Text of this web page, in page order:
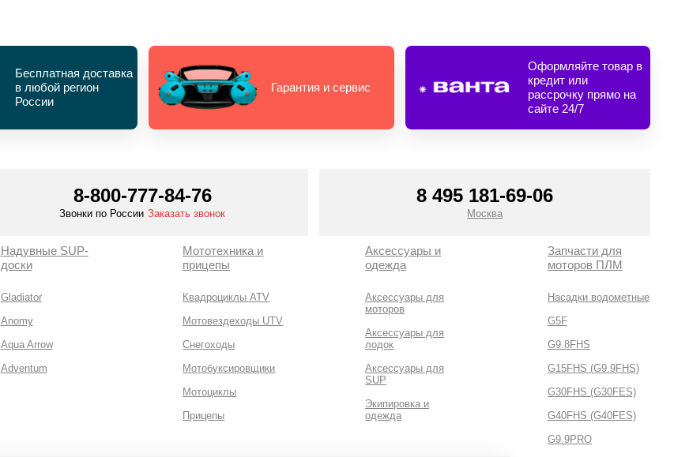
Бесплатная доставка
в любой регион
России
Гарантия и сервис
Оформляйте товар в
кредит или
рассрочку прямо на
сайте 24/7
8-800-777-84-76
Звонки по России Заказать звонок
8 495 181-69-06
Москва
Надувные SUP-
доски
Gladiator
Anomy
Aqua Arrow
Adventum
Мототехника и
прицепы
Квадроциклы ATV
Мотовездеходы UTV
Снегоходы
Мотобуксировщики
Мотоциклы
Прицепы
Аксессуары и
одежда
Аксессуары для
моторов
Аксессуары для
лодок
Аксессуары для
SUP
Экипировка и
одежда
Запчасти для
моторов ПЛМ
Насадки водометные
G5F
G9.8FHS
G15FHS (G9.9FHS)
G30FHS (G30FES)
G40FHS (G40FES)
G9.9PRO